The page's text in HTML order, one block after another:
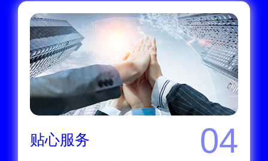
贴心服务 04